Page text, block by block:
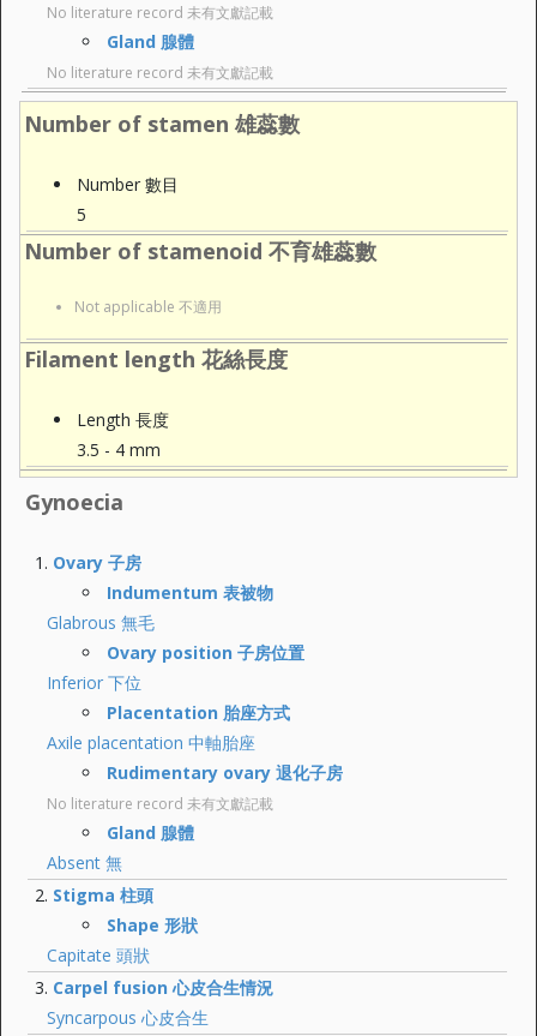
No literature record 未有文獻記載
Gland 腺體
No literature record 未有文獻記載
Number of stamen 雄蕊數
Number 數目
5
Number of stamenoid 不育雄蕊數
Not applicable 不適用
Filament length 花絲長度
Length 長度
3.5 - 4 mm
Gynoecia
Ovary 子房
Indumentum 表被物
Glabrous 無毛
Ovary position 子房位置
Inferior 下位
Placentation 胎座方式
Axile placentation 中軸胎座
Rudimentary ovary 退化子房
No literature record 未有文獻記載
Gland 腺體
Absent 無
Stigma 柱頭
Shape 形狀
Capitate 頭狀
Carpel fusion 心皮合生情況
Syncarpous 心皮合生